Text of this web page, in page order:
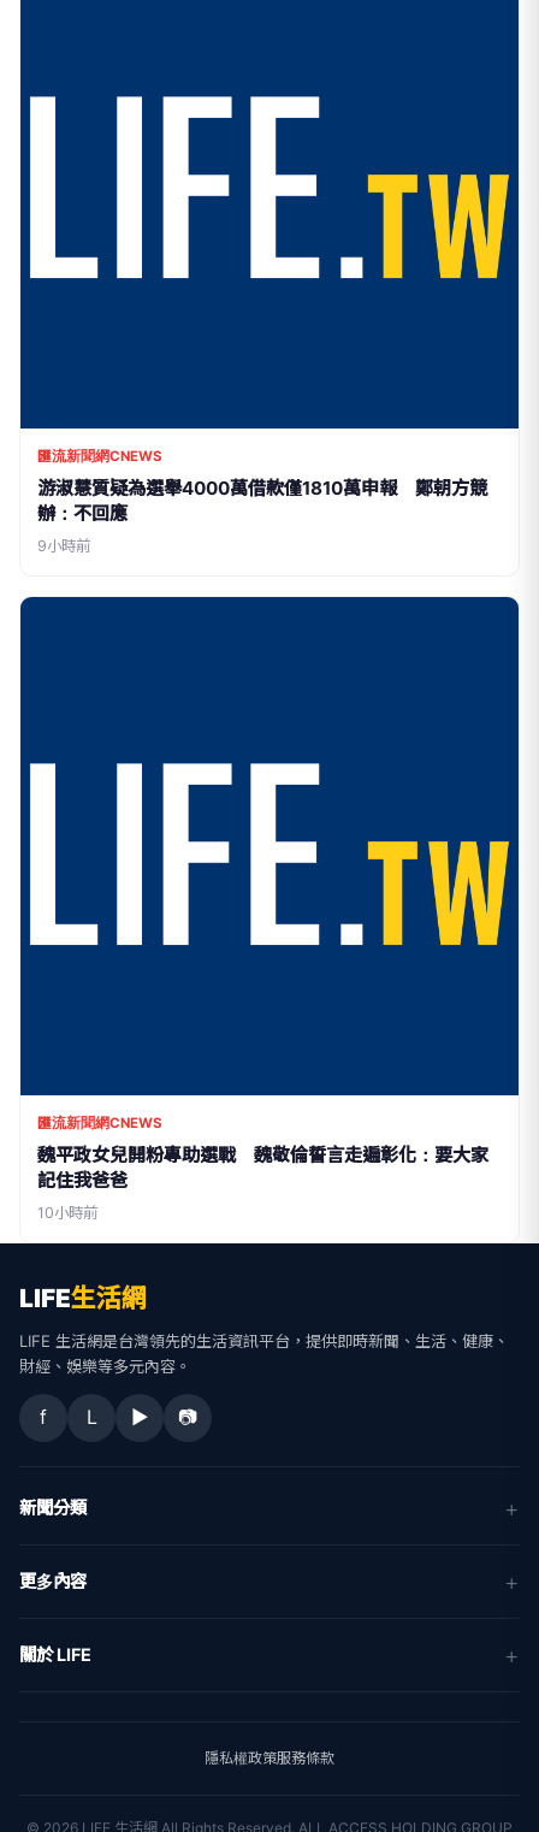
匯流新聞網CNEWS
游淑慧質疑為選舉4000萬借款僅1810萬申報 鄭朝方競
辦：不回應
9小時前
匯流新聞網CNEWS
魏平政女兒開粉專助選戰 魏敬倫誓言走遍彰化：要大家
記住我爸爸
10小時前
LIFE生活網
LIFE 生活網是台灣領先的生活資訊平台，提供即時新聞、生活、健康、
財經、娛樂等多元內容。
f L ▶ 📷
新聞分類
健康
更多內容
關於 LIFE
隱私權政策服務條款
© 2026 LIFE 生活網 All Rights Reserved. ALL ACCESS HOLDING GROUP